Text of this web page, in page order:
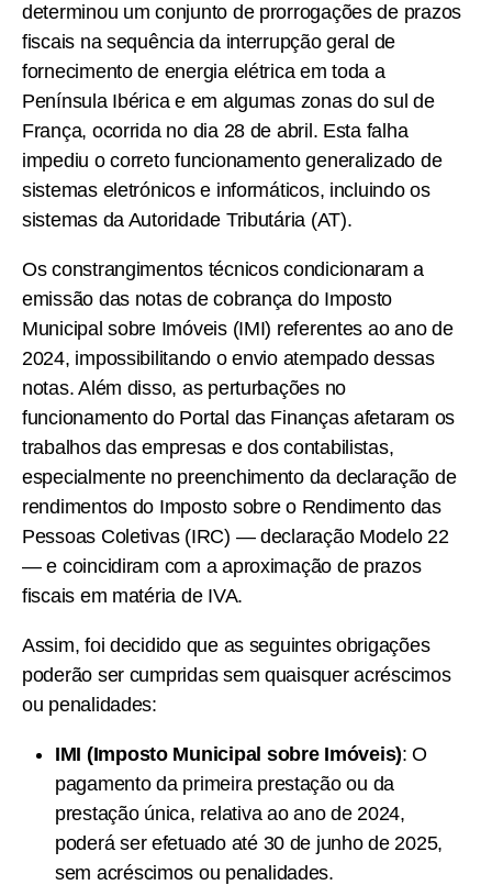
determinou um conjunto de prorrogações de prazos
fiscais na sequência da interrupção geral de
fornecimento de energia elétrica em toda a
Península Ibérica e em algumas zonas do sul de
França, ocorrida no dia 28 de abril. Esta falha
impediu o correto funcionamento generalizado de
sistemas eletrónicos e informáticos, incluindo os
sistemas da Autoridade Tributária (AT).
Os constrangimentos técnicos condicionaram a
emissão das notas de cobrança do Imposto
Municipal sobre Imóveis (IMI) referentes ao ano de
2024, impossibilitando o envio atempado dessas
notas. Além disso, as perturbações no
funcionamento do Portal das Finanças afetaram os
trabalhos das empresas e dos contabilistas,
especialmente no preenchimento da declaração de
rendimentos do Imposto sobre o Rendimento das
Pessoas Coletivas (IRC) — declaração Modelo 22
— e coincidiram com a aproximação de prazos
fiscais em matéria de IVA.
Assim, foi decidido que as seguintes obrigações
poderão ser cumpridas sem quaisquer acréscimos
ou penalidades:
IMI (Imposto Municipal sobre Imóveis): O
pagamento da primeira prestação ou da
prestação única, relativa ao ano de 2024,
poderá ser efetuado até 30 de junho de 2025,
sem acréscimos ou penalidades.